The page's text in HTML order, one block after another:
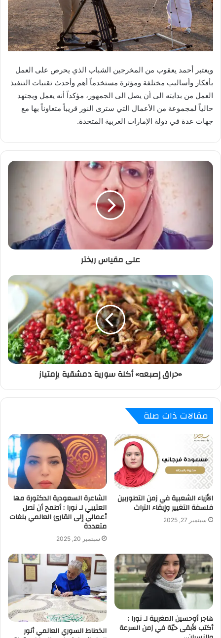
ويعتبر أحمد يعقوب من المخرجين الشباب الذي يحرص على العمل
بأفكار وأساليب مختلفة ومؤثرة مستخدماً أهم وأحدث تقنيات التنفيذ
العمل من بدايته الى أن يصل الى الجمهور، مؤكداً أنه يعمل ويجتهد
حالياً لمجموعة من الأعمال التي سترى النور قريباً متعاوناً بها مع
جهات عدة في دولة الإمارات العربية المتحدة.
على مقياس ريختر
«حراق إصبعه» أكلة سورية دمشقية بإمتياز
مقالات ذات صلة
الأزياء الشعبية في زمن التطوربين
فلسفة التغيير وإبقاء التراث
سبتمبر 27, 2025
الشاعرة السعودية الدكتورة مها
العتيبي لـ نورا : أطمح أن تصل
أعمالي إلى القارئ العالمي بلغات
متعددة
سبتمبر 20, 2025
هاجر أوحسين المغربية لـ نورا :
أكتب لأبقى حيّة في زمن السرعة الخطاط السوري العالمي أنور